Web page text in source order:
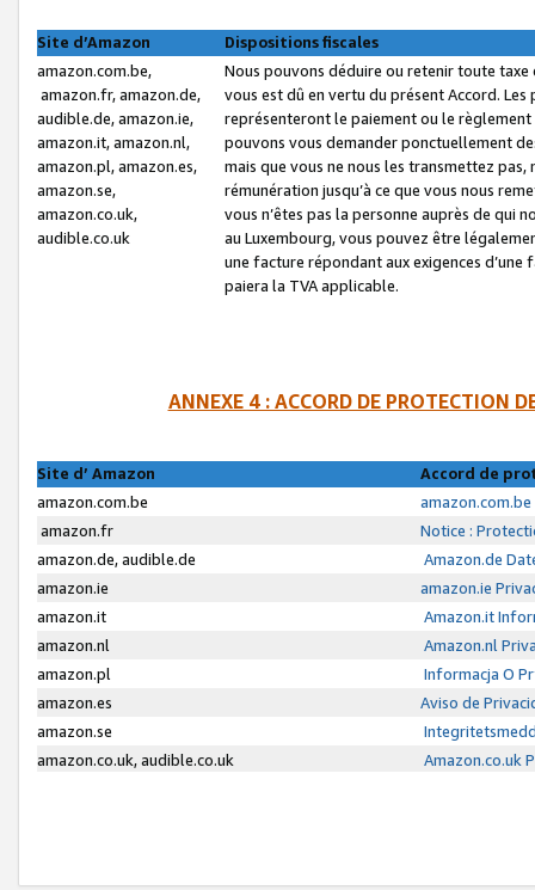
Site d’Amazon
Dispositions fiscales
amazon.com.be,
amazon.fr, amazon.de,
audible.de, amazon.ie,
amazon.it, amazon.nl,
amazon.pl, amazon.es,
amazon.se,
amazon.co.uk,
audible.co.uk
Nous pouvons déduire ou retenir toute
vous est dû en vertu du présent Accord.
représenteront le paiement ou le
pouvons vous demander ponctuellement
mais que vous ne nous les transmettez
rémunération jusqu’à ce que vous nous
vous n’êtes pas la personne auprès de qui
au Luxembourg, vous pouvez être
une facture répondant aux exigences
paiera la TVA applicable.
ANNEXE 4 : ACCORD DE PROTECTION
Site d’ Amazon
Accord de
amazon.com.be
amazon.fr
Notice :
amazon.de, audible.de
Amazon.de
amazon.ie
amazon.ie
amazon.it
Amazon.it
amazon.nl
Amazon.nl
amazon.pl
Informacja O
amazon.es
Aviso de
amazon.se
amazon.co.uk, audible.co.uk
Amazon.co.uk